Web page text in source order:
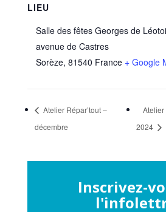
LIEU
Salle des fêtes Georges de
avenue de Castres
Sorèze, 81540 France + Google
Atelier Répar’tout –
décembre
Atelier
2024
Inscrivez-